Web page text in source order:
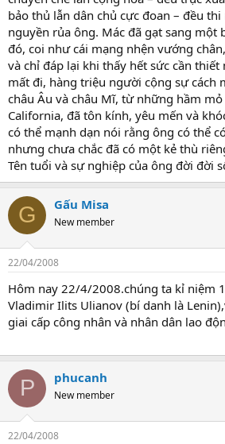
bảo thủ lẫn dân chủ cực đoan – đều
nguyền rủa ông. Mác đã gạt sang một
đó, coi như cái mạng nhện vướng
và chỉ đáp lại khi thấy hết sức cần thiết
mất đi, hàng triệu người cộng sự cách
châu Âu và châu Mĩ, từ những hầm mỏ
California, đã tôn kính, yêu mến và
có thể mạnh dạn nói rằng ông có thể
nhưng chưa chắc đã có một kẻ thù
Tên tuổi và sự nghiệp của ông đời đời
G Gấu Misa
New member
22/04/2008
Hôm nay 22/4/2008.chúng ta kỉ niệm
Vladimir Ilits Ulianov (bí danh là
giai cấp công nhân và nhân dân lao
P phucanh
New member
22/04/2008